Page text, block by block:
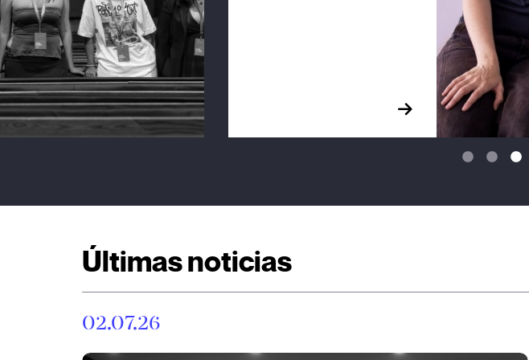
Últimas noticias
02.07.26